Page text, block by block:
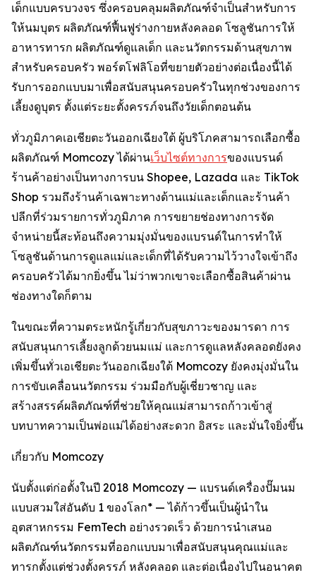
เด็กแบบครบวงจร ซึ่งครอบคลุมผลิตภัณฑ์จำเป็นสำหรับการ
ให้นมบุตร ผลิตภัณฑ์ฟื้นฟูร่างกายหลังคลอด โซลูชันการให้
อาหารทารก ผลิตภัณฑ์ดูแลเด็ก และนวัตกรรมด้านสุขภาพ
สำหรับครอบครัว พอร์ตโฟลิโอที่ขยายตัวอย่างต่อเนื่องนี้ได้
รับการออกแบบมาเพื่อสนับสนุนครอบครัวในทุกช่วงของการ
เลี้ยงดูบุตร ตั้งแต่ระยะตั้งครรภ์จนถึงวัยเด็กตอนต้น
ทั่วภูมิภาคเอเชียตะวันออกเฉียงใต้ ผู้บริโภคสามารถเลือกซื้อ
ผลิตภัณฑ์ Momcozy ได้ผ่านเว็บไซต์ทางการของแบรนด์
ร้านค้าอย่างเป็นทางการบน Shopee, Lazada และ TikTok
Shop รวมถึงร้านค้าเฉพาะทางด้านแม่และเด็กและร้านค้า
ปลีกที่ร่วมรายการทั่วภูมิภาค การขยายช่องทางการจัด
จำหน่ายนี้สะท้อนถึงความมุ่งมั่นของแบรนด์ในการทำให้
โซลูชันด้านการดูแลแม่และเด็กที่ได้รับความไว้วางใจเข้าถึง
ครอบครัวได้มากยิ่งขึ้น ไม่ว่าพวกเขาจะเลือกซื้อสินค้าผ่าน
ช่องทางใดก็ตาม
ในขณะที่ความตระหนักรู้เกี่ยวกับสุขภาวะของมารดา การ
สนับสนุนการเลี้ยงลูกด้วยนมแม่ และการดูแลหลังคลอดยังคง
เพิ่มขึ้นทั่วเอเชียตะวันออกเฉียงใต้ Momcozy ยังคงมุ่งมั่นใน
การขับเคลื่อนนวัตกรรม ร่วมมือกับผู้เชี่ยวชาญ และ
สร้างสรรค์ผลิตภัณฑ์ที่ช่วยให้คุณแม่สามารถก้าวเข้าสู่
บทบาทความเป็นพ่อแม่ได้อย่างสะดวก อิสระ และมั่นใจยิ่งขึ้น
เกี่ยวกับ Momcozy
นับตั้งแต่ก่อตั้งในปี 2018 Momcozy — แบรนด์เครื่องปั๊มนม
แบบสวมใส่อันดับ 1 ของโลก* — ได้ก้าวขึ้นเป็นผู้นำใน
อุตสาหกรรม FemTech อย่างรวดเร็ว ด้วยการนำเสนอ
ผลิตภัณฑ์นวัตกรรมที่ออกแบบมาเพื่อสนับสนุนคุณแม่และ
ทารกตั้งแต่ช่วงตั้งครรภ์ หลังคลอด และต่อเนื่องไปในอนาคต